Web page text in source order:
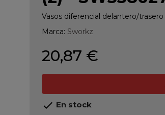
Vasos diferencial delantero/
Marca: Sworkz
20,87 €
 En stock